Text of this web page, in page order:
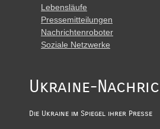
Lebensläufe
Pressemitteilungen
Nachrichtenroboter
Soziale Netzwerke
Ukraine-
Die Ukraine im Spiegel ihrer Presse